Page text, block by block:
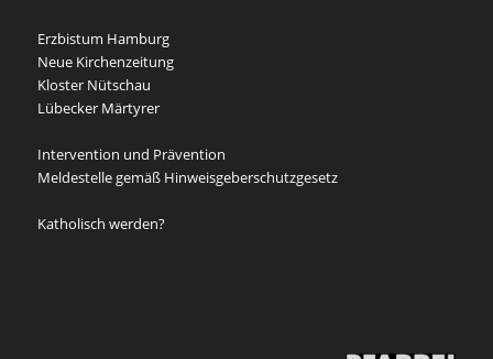
Erzbistum Hamburg
Neue Kirchenzeitung
Kloster Nütschau
Lübecker Märtyrer
Intervention und Prävention
Meldestelle gemäß Hinweisgeberschutzgesetz
Katholisch werden?